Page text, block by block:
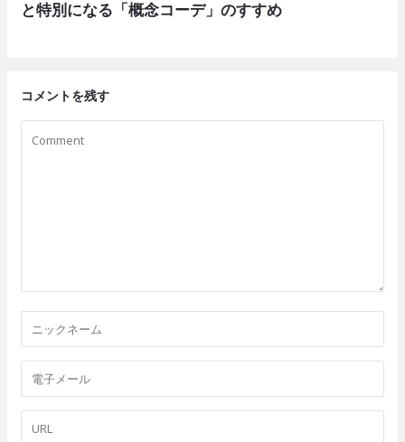
と特別になる「概念コーデ」のすすめ
コメントを残す